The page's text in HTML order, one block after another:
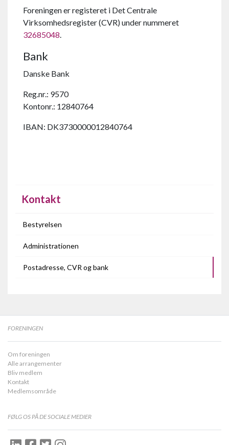
Kontakt
Bestyrelsen
Administrationen
Postadresse, CVR og bank
Foreningen er registeret i Det Centrale
Virksomhedsregister (CVR) under nummeret
32685048.
Bank
Danske Bank
Reg.nr.: 9570
Kontonr.: 12840764
IBAN: DK3730000012840764
FORENINGEN
Om foreningen
Alle arrangementer
Bliv medlem
Kontakt
Medlemsområde
FØLG OS PÅ DE SOCIALE MEDIER